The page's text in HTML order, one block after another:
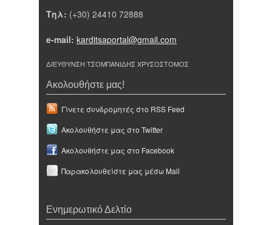
Τηλ: (+30) 24410 72888
e-mail: karditsaportal@gmail.com
ΔΙΕΥΘΥΝΣΗ ΤΣΟΜΠΑΝΙΔΗΣ ΧΡΥΣΟΣΤΟΜΟΣ
Ακολουθήστε μας!
Γίνετε συνδρομητές στο RSS Feed
Ακολουθήστε μας στο Twitter
Ακολουθήστε μας στο Facebook
Παρακολουθείστε μας μέσω Mail
Ενημερωτικό Δελτίο